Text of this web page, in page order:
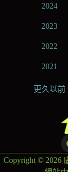
2024
2023
2022
2021
更久以前
Copyright © 2026